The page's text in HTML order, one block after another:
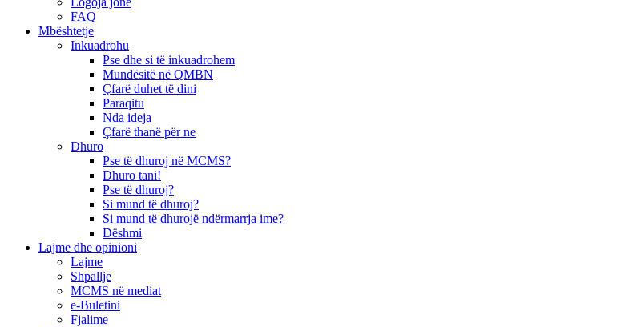
FAQ
Mbështetje
Inkuadrohu
Pse dhe si të inkuadrohem
Mundësitë në QMBN
Çfarë duhet të dini
Paraqitu
Nda ideja
Çfarë thanë për ne
Dhuro
Pse të dhuroj në MCMS?
Dhuro tani!
Pse të dhuroj?
Si mund të dhuroj?
Si mund të dhurojë ndërmarrja ime?
Dëshmi
Lajme dhe opinioni
Lajme
Shpallje
MCMS në mediat
e-Buletini
Fjalime